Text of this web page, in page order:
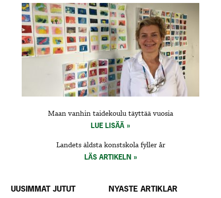
Maan vanhin taidekoulu täyttää vuosia
LUE LISÄÄ
Landets äldsta konstskola fyller år
LÄS ARTIKELN
UUSIMMAT JUTUT NYASTE ARTIKLAR